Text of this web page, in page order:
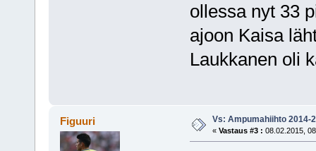
ollessa nyt 33
ajoon Kaisa
Laukkanen oli
Figuuri Vs: Ampumahiihto 2014-
« Vastaus #3 : 08.02.2015,